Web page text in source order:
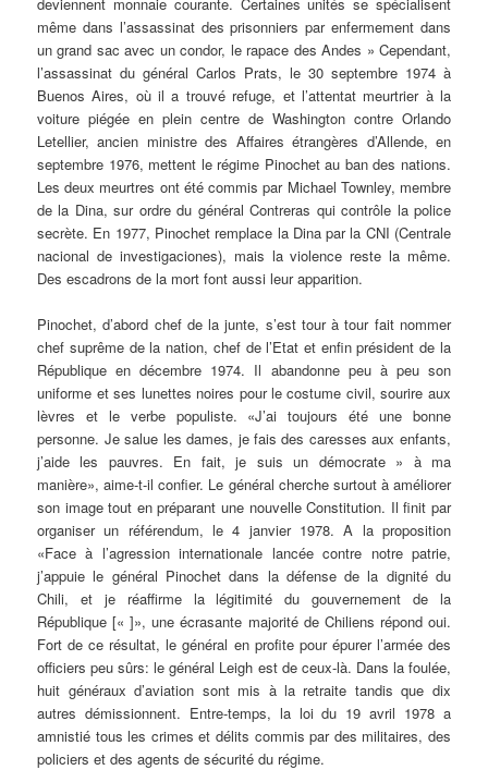
même dans l’assassinat des prisonniers par enfermement dans
un grand sac avec un condor, le rapace des Andes » Cependant,
l’assassinat du général Carlos Prats, le 30 septembre 1974 à
Buenos Aires, où il a trouvé refuge, et l’attentat meurtrier à la
voiture piégée en plein centre de Washington contre Orlando
Letellier, ancien ministre des Affaires étrangères d’Allende, en
septembre 1976, mettent le régime Pinochet au ban des nations.
Les deux meurtres ont été commis par Michael Townley, membre
de la Dina, sur ordre du général Contreras qui contrôle la police
secrète. En 1977, Pinochet remplace la Dina par la CNI (Centrale
nacional de investigaciones), mais la violence reste la même.
Des escadrons de la mort font aussi leur apparition.
Pinochet, d’abord chef de la junte, s’est tour à tour fait nommer
chef suprême de la nation, chef de l’Etat et enfin président de la
République en décembre 1974. Il abandonne peu à peu son
uniforme et ses lunettes noires pour le costume civil, sourire aux
lèvres et le verbe populiste. «J’ai toujours été une bonne
personne. Je salue les dames, je fais des caresses aux enfants,
j’aide les pauvres. En fait, je suis un démocrate » à ma
manière», aime-t-il confier. Le général cherche surtout à améliorer
son image tout en préparant une nouvelle Constitution. Il finit par
organiser un référendum, le 4 janvier 1978. A la proposition
«Face à l’agression internationale lancée contre notre patrie,
j’appuie le général Pinochet dans la défense de la dignité du
Chili, et je réaffirme la légitimité du gouvernement de la
République [« ]», une écrasante majorité de Chiliens répond oui.
Fort de ce résultat, le général en profite pour épurer l’armée des
officiers peu sûrs: le général Leigh est de ceux-là. Dans la foulée,
huit généraux d’aviation sont mis à la retraite tandis que dix
autres démissionnent. Entre-temps, la loi du 19 avril 1978 a
amnistié tous les crimes et délits commis par des militaires, des
policiers et des agents de sécurité du régime.